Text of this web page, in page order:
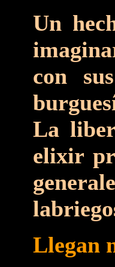
Un
con
La
elixir
Llegan